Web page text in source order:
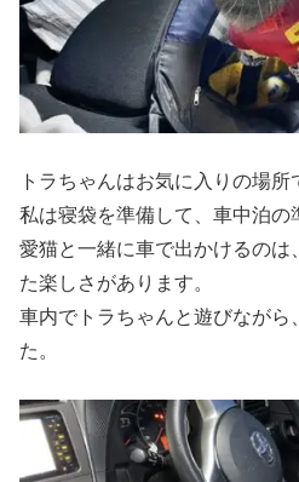
トラちゃんはお気に入りの場所
私は寝袋を準備して、車中泊の
愛猫と一緒に車で出かけるのは
た楽しさがあります。
車内でトラちゃんと遊びながら
た。